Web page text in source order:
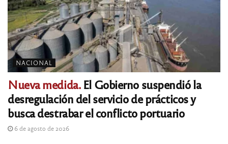
NACIONAL
Nueva medida.El Gobierno suspendió la
desregulación del servicio de prácticos y
busca destrabar el conflicto portuario
6 de agosto de 2026